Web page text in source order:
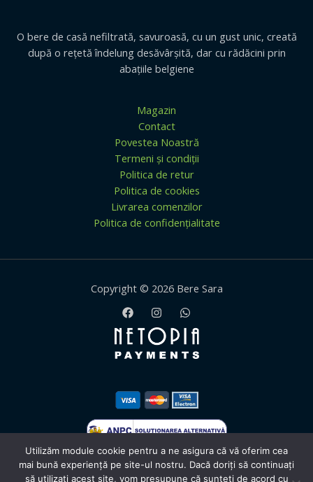
O bere de casă nefiltrată, savuroasă, cu un gust unic, creată
după o reţetă îndelung desăvârşită, dar cu rădăcini prin
abaţiile belgiene
Magazin
Contact
Povestea Noastră
Termeni și condiții
Politica de retur
Politica de cookies
Livrarea comenzilor
Politica de confidențialitate
Copyright © 2026 Bere Sara
Utilizăm module cookie pentru a ne asigura că vă oferim cea
mai bună experiență pe site-ul nostru. Dacă doriți să continuați
să utilizați acest site, vom presupune că sunteți de acord cu